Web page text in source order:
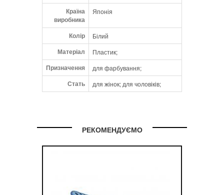
Країна
виробника
Японія
Колір Білий
Матеріал Пластик;
Призначення для фарбування;
Стать для жінок; для чоловіків;
РЕКОМЕНДУЄМО